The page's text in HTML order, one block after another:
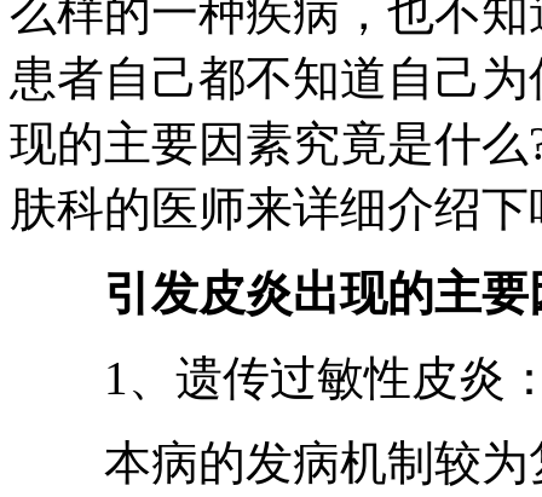
么样的一种疾病，也不
患者自己都不知道自己
现的主要因素究竟是什么
肤科的医师来详细介绍下
引发皮炎出现的主要
1、遗传过敏性皮炎
本病的发病机制较为